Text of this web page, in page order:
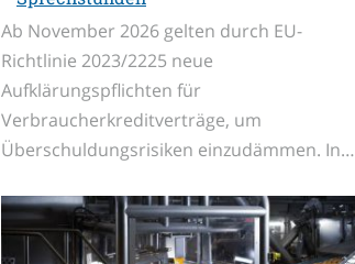
Ab November 2026 gelten durch EU-
Richtlinie 2023/2225 neue
Aufklärungspflichten für
Verbraucherkreditverträge, um
Überschuldungsrisiken einzudämmen. In…